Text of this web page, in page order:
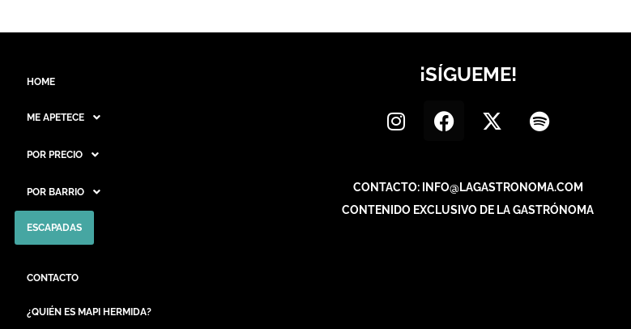
HOME
ME APETECE
POR PRECIO
POR BARRIO
ESCAPADAS
CONTACTO
¿QUIÉN ES MAPI HERMIDA?
¡SÍGUEME!
CONTACTO: INFO@LAGASTRONOMA.COM
CONTENIDO EXCLUSIVO DE LA GASTRÓNOMA